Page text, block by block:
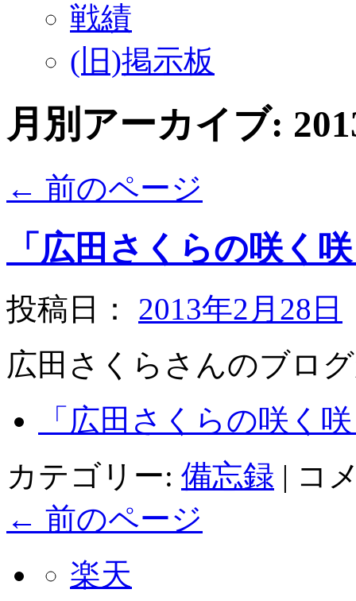
戦績
(旧)掲示板
月別アーカイブ:
← 前のページ
「広田さくらの咲く
投稿日：
2013年2月28日
広田さくらさんのブロ
「広田さくらの咲く
カテゴリー: 備忘録 | コ
← 前のページ
楽天